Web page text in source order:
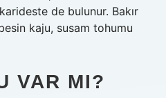
de bulunur. Bakır
kaju, susam tohumu
VAR MI?